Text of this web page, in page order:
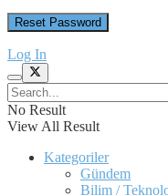
Log In
No Result
View All Result
Kategoriler
Gündem
Bilim /